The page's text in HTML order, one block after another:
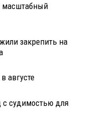
масштабный
закрепить на
августе
с судимостью для